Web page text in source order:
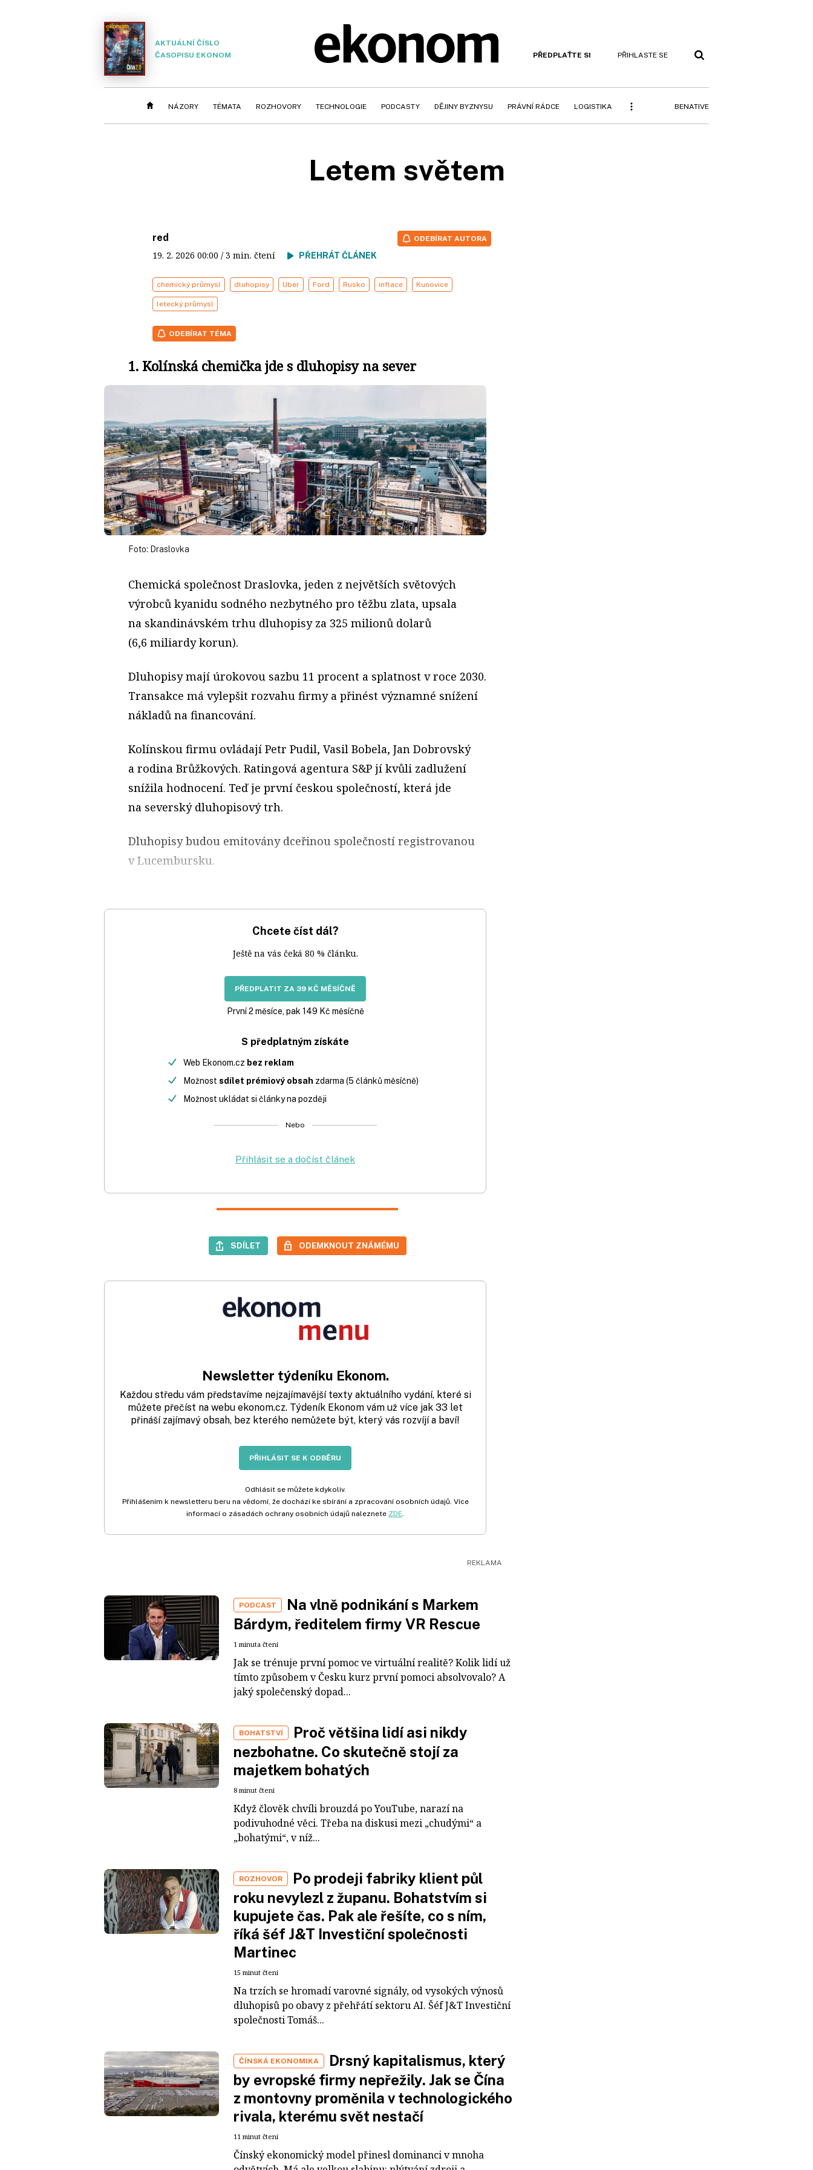
AKTUÁLNÍ ČÍSLO
ČASOPISU EKONOM
PŘEDPLAŤTE SI PŘIHLASTE SE
NÁZORY TÉMATA ROZHOVORY TECHNOLOGIE PODCASTY DĚJINY BYZNYSU PRÁVNÍ RÁDCE LOGISTIKA BENATIVE
Letem světem
red
19. 2. 2026 00:00 / 3 min. čtení PŘEHRÁT ČLÁNEK
ODEBÍRAT AUTORA
chemický průmysl dluhopisy Uber Ford Rusko inflace Kunovice
letecký průmysl
ODEBÍRAT TÉMA
1. Kolínská chemička jde s dluhopisy na sever
Foto: Draslovka
Chemická společnost Draslovka, jeden z největších světových
výrobců kyanidu sodného nezbytného pro těžbu zlata, upsala
na skandinávském trhu dluhopisy za 325 milionů dolarů
(6,6 miliardy korun).
Dluhopisy mají úrokovou sazbu 11 procent a splatnost v roce 2030.
Transakce má vylepšit rozvahu firmy a přinést významné snížení
nákladů na financování.
Kolínskou firmu ovládají Petr Pudil, Vasil Bobela, Jan Dobrovský
a rodina Brůžkových. Ratingová agentura S&P jí kvůli zadlužení
snížila hodnocení. Teď je první českou společností, která jde
na severský dluhopisový trh.
Dluhopisy budou emitovány dceřinou společností registrovanou
v Lucembursku.
Chcete číst dál?
Ještě na vás čeká 80 % článku.
PŘEDPLATIT ZA 39 KČ MĚSÍČNĚ
První 2 měsíce, pak 149 Kč měsíčně
S předplatným získáte
Web Ekonom.cz bez reklam
Možnost sdílet prémiový obsah zdarma (5 článků měsíčně)
Možnost ukládat si články na později
Nebo
Přihlásit se a dočíst článek
SDÍLET ODEMKNOUT ZNÁMÉMU
Newsletter týdeníku Ekonom.
Každou středu vám představíme nejzajímavější texty aktuálního vydání, které si
můžete přečíst na webu ekonom.cz. Týdeník Ekonom vám už více jak 33 let
přináší zajímavý obsah, bez kterého nemůžete být, který vás rozvíjí a baví!
PŘIHLÁSIT SE K ODBĚRU
Odhlásit se můžete kdykoliv.
Přihlášením k newsletteru beru na vědomí, že dochází ke sbírání a zpracování osobních údajů. Více
informací o zásadách ochrany osobních údajů naleznete ZDE
PODCAST
Na vlně podnikání s Markem
Bárdym, ředitelem firmy VR Rescue
1 minuta čtení
Jak se trénuje první pomoc ve virtuální realitě? Kolik lidí už
tímto způsobem v Česku kurz první pomoci absolvovalo? A
jaký společenský dopad...
BOHATSTVÍ
Proč většina lidí asi nikdy
nezbohatne. Co skutečně stojí za
majetkem bohatých
8 minut čtení
Když člověk chvíli brouzdá po YouTube, narazí na
podivuhodné věci. Třeba na diskusi mezi „chudými“ a
„bohatými“, v níž...
ROZHOVOR
Po prodeji fabriky klient půl
roku nevylezl z županu. Bohatstvím si
kupujete čas. Pak ale řešíte, co s ním,
říká šéf J&T Investiční společnosti
Martinec
15 minut čtení
Na trzích se hromadí varovné signály, od vysokých výnosů
dluhopisů po obavy z přehřátí sektoru AI. Šéf J&T Investiční
společnosti Tomáš...
ČÍNSKÁ EKONOMIKA
Drsný kapitalismus, který
by evropské firmy nepřežily. Jak se Čína
z montovny proměnila v technologického
rivala, kterému svět nestačí
11 minut čtení
Čínský ekonomický model přinesl dominanci v mnoha